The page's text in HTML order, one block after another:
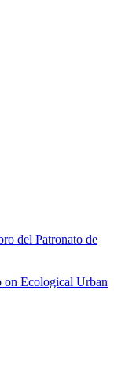
del Patronato de
on Ecological Urban